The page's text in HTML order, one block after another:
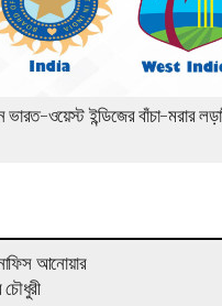
ভারত-ওয়েস্ট ইন্ডিজের বাঁচা-মরার
আনোয়ার